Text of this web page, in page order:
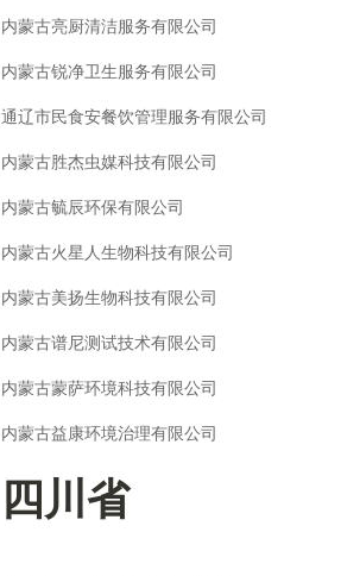
内蒙古亮厨清洁服务有限公司
内蒙古锐净卫生服务有限公司
通辽市民食安餐饮管理服务有限公司
内蒙古胜杰虫媒科技有限公司
内蒙古毓辰环保有限公司
内蒙古火星人生物科技有限公司
内蒙古美扬生物科技有限公司
内蒙古谱尼测试技术有限公司
内蒙古蒙萨环境科技有限公司
内蒙古益康环境治理有限公司
四川省